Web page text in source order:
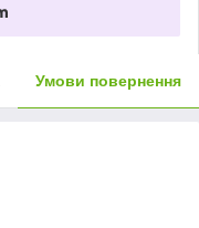
Умови повернення